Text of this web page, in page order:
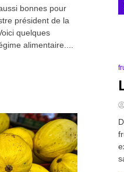
bonnes pour
président de la
quelques
alimentaire....